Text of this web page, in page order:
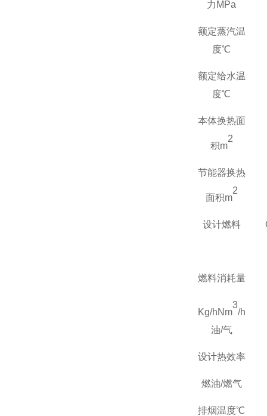
力 MPa
额定蒸汽温
度℃
额定给水温
度℃
本体换热面
积m
2
节能器换热
面积m
2
设计燃料
燃料消耗量
Kg/hNm
3
/h
油/气
设计热效率
燃油/燃气
排烟温度℃